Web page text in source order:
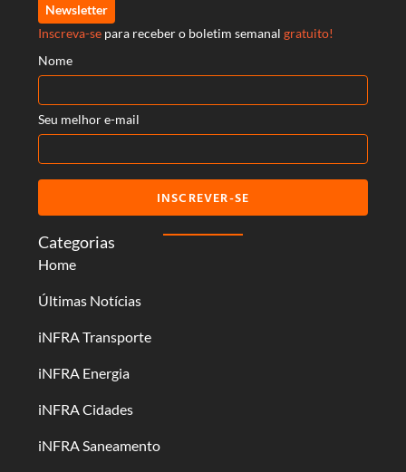
Categorias
Home
Últimas Notícias
iNFRA Transporte
iNFRA Energia
iNFRA Cidades
iNFRA Saneamento
Newsletter
Inscreva-se para receber o boletim semanal gratuito!
Nome
Seu melhor e-mail
INSCREVER-SE